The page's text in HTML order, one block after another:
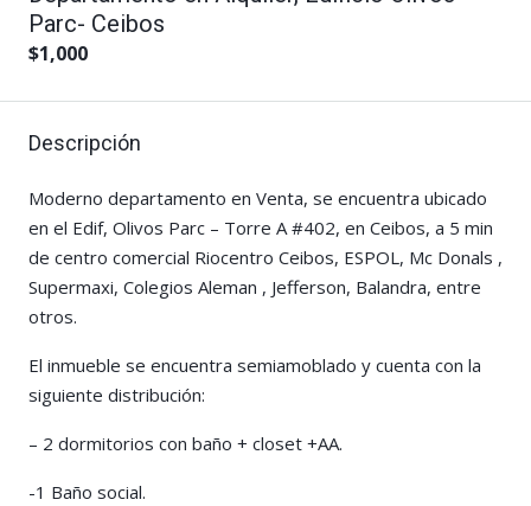
Parc- Ceibos
$1,000
Descripción
Moderno departamento en Venta, se encuentra ubicado
en el Edif, Olivos Parc – Torre A #402, en Ceibos, a 5 min
de centro comercial Riocentro Ceibos, ESPOL, Mc Donals ,
Supermaxi, Colegios Aleman , Jefferson, Balandra, entre
otros.
El inmueble se encuentra semiamoblado y cuenta con la
siguiente distribución:
– 2 dormitorios con baño + closet +AA.
-1 Baño social.